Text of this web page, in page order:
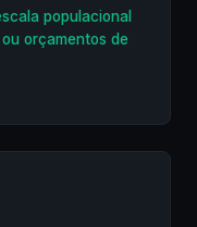
populacional
orçamentos de